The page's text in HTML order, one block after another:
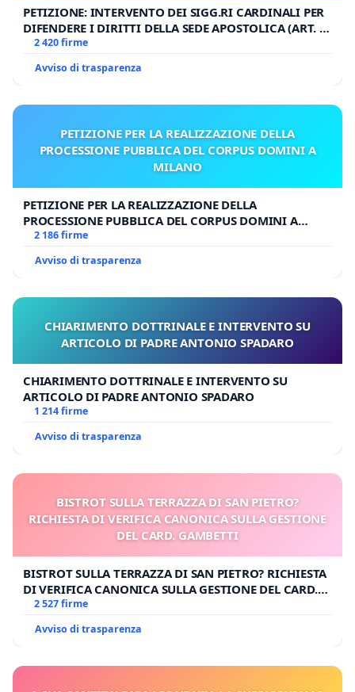
PETIZIONE: INTERVENTO DEI SIGG.RI CARDINALI PER
DIFENDERE I DIRITTI DELLA SEDE APOSTOLICA (ART. 3
UDG)
2 420 firme
Avviso di trasparenza
PETIZIONE PER LA REALIZZAZIONE DELLA
PROCESSIONE PUBBLICA DEL CORPUS DOMINI A
MILANO
PETIZIONE PER LA REALIZZAZIONE DELLA
PROCESSIONE PUBBLICA DEL CORPUS DOMINI A
MILANO
2 186 firme
Avviso di trasparenza
CHIARIMENTO DOTTRINALE E INTERVENTO SU
ARTICOLO DI PADRE ANTONIO SPADARO
CHIARIMENTO DOTTRINALE E INTERVENTO SU
ARTICOLO DI PADRE ANTONIO SPADARO
1 214 firme
Avviso di trasparenza
BISTROT SULLA TERRAZZA DI SAN PIETRO?
RICHIESTA DI VERIFICA CANONICA SULLA GESTIONE
DEL CARD. GAMBETTI
BISTROT SULLA TERRAZZA DI SAN PIETRO? RICHIESTA
DI VERIFICA CANONICA SULLA GESTIONE DEL CARD.
GAMBETTI
2 527 firme
Avviso di trasparenza